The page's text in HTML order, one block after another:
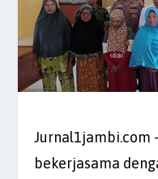
Jurnal1jambi.com
bekerjasama